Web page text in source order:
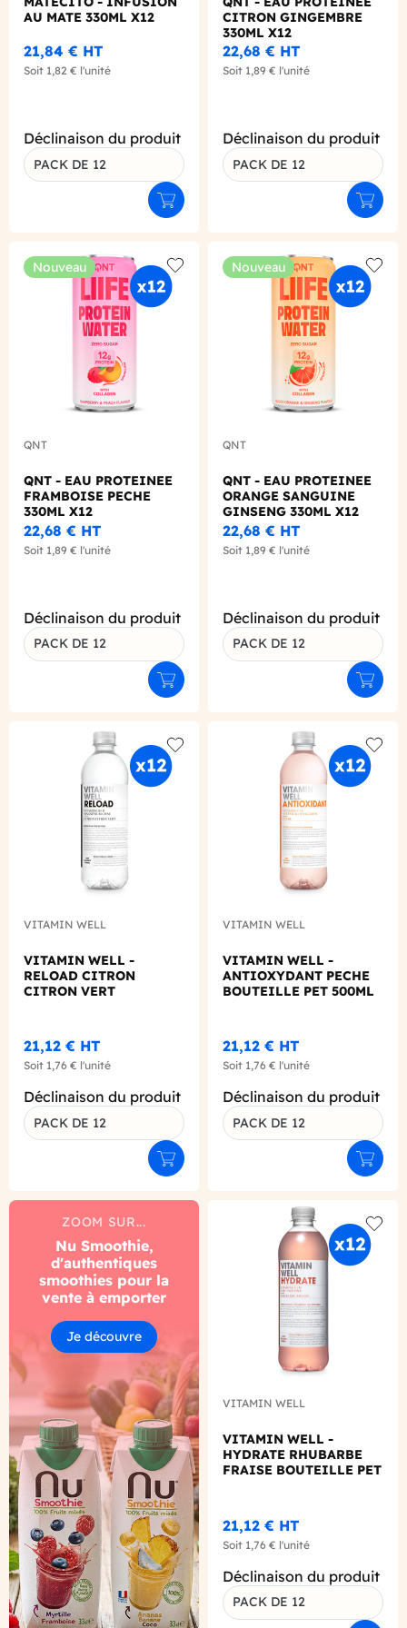
AU MATE 330ML X12
21,84 € HT
Soit 1,82 € l'unité
Déclinaison du produit
PACK DE 12
Ajouter au panier
CITRON GINGEMBRE
330ML X12
22,68 € HT
Soit 1,89 € l'unité
Déclinaison du produit
PACK DE 12
Nouveau
Add to wishlist
QNT
QNT - EAU PROTEINEE
FRAMBOISE PECHE
330ML X12
22,68 € HT
Soit 1,89 € l'unité
Déclinaison du produit
PACK DE 12
Ajouter au panier
Nouveau
Add
QNT
QNT - EAU PROTEINEE
ORANGE SANGUINE
GINSENG 330ML X12
22,68 € HT
Soit 1,89 € l'unité
Déclinaison du produit
PACK DE 12
Add to wishlist
VITAMIN WELL
VITAMIN WELL -
RELOAD CITRON
CITRON VERT
21,12 € HT
Soit 1,76 € l'unité
Déclinaison du produit
PACK DE 12
Ajouter au panier
Add
VITAMIN WELL
VITAMIN WELL -
ANTIOXYDANT PECHE
BOUTEILLE PET 500ML
21,12 € HT
Soit 1,76 € l'unité
Déclinaison du produit
PACK DE 12
ZOOM SUR...
Nu Smoothie,
d'authentiques
smoothies pour la
vente à emporter
Je découvre
Add
VITAMIN WELL
VITAMIN WELL -
HYDRATE RHUBARBE
FRAISE BOUTEILLE PET
21,12 € HT
Soit 1,76 € l'unité
Déclinaison du produit
PACK DE 12